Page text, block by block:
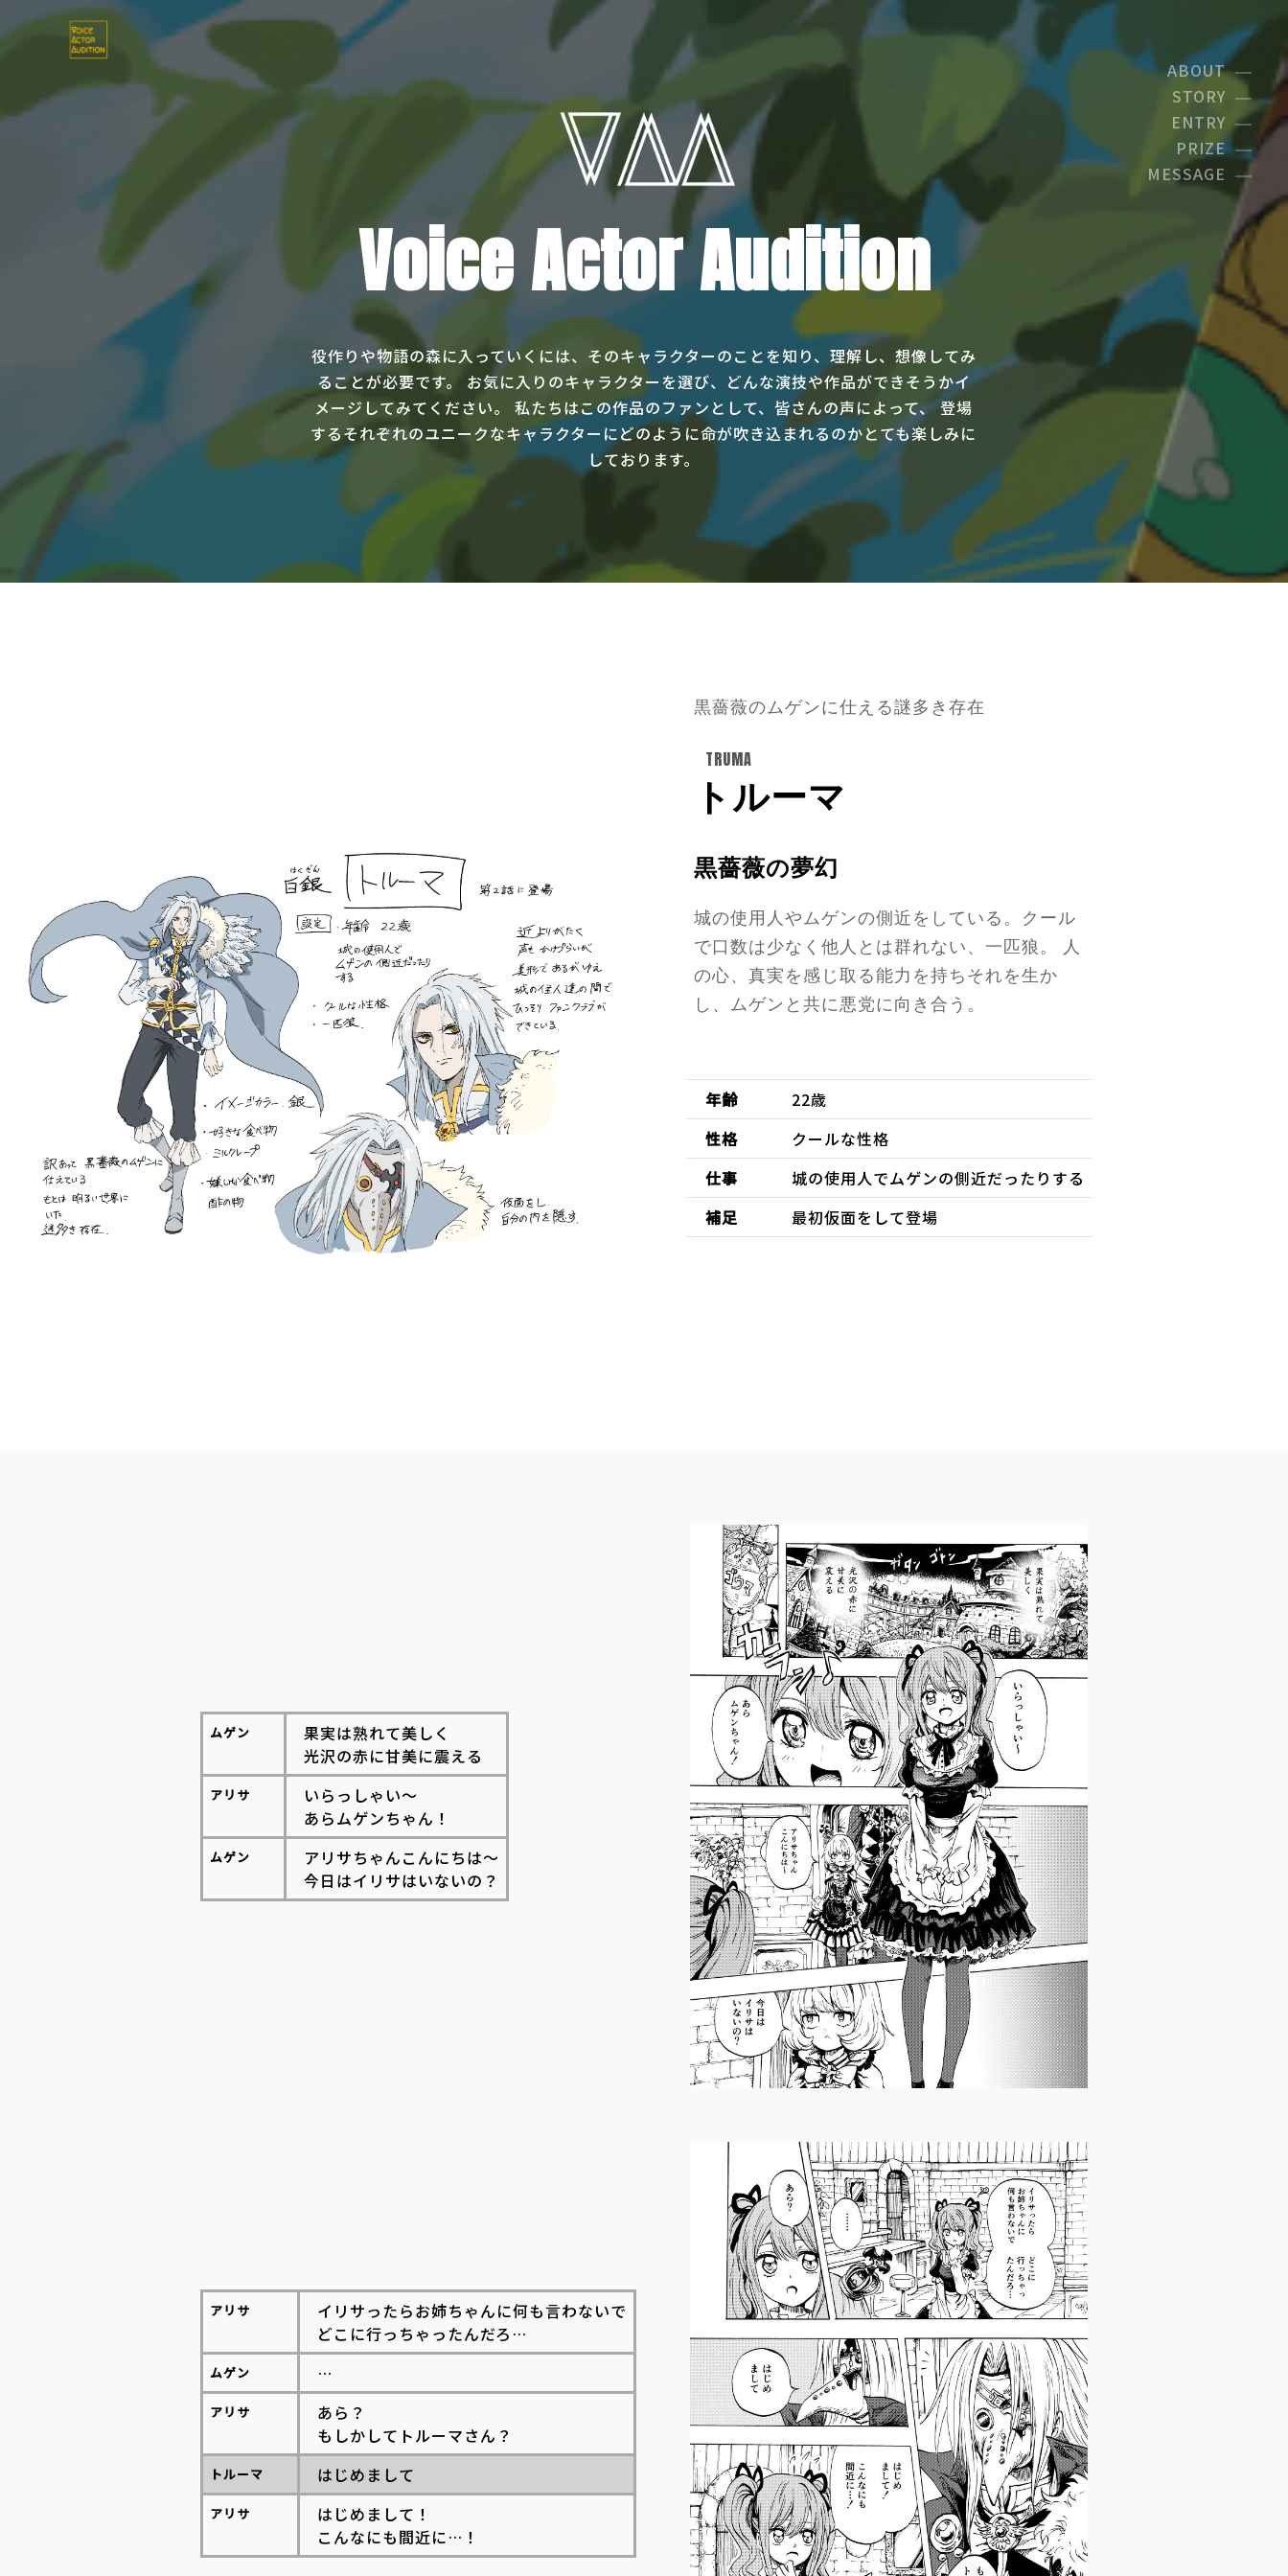
ABOUT
STORY
ENTRY
PRIZE
MESSAGE
Voice Actor Audition
役作りや物語の森に入っていくには、そのキャラクターのことを知り、理解し、想像してみ
ることが必要です。 お気に入りのキャラクターを選び、どんな演技や作品ができそうかイ
メージしてみてください。 私たちはこの作品のファンとして、皆さんの声によって、 登場
するそれぞれのユニークなキャラクターにどのように命が吹き込まれるのかとても楽しみに
しております。
黒薔薇のムゲンに仕える謎多き存在
TRUMA
トルーマ
黒薔薇の夢幻
城の使用人やムゲンの側近をしている。クール
で口数は少なく他人とは群れない、一匹狼。 人
の心、真実を感じ取る能力を持ちそれを生か
し、ムゲンと共に悪党に向き合う。
年齢
22歳
性格
クールな性格
仕事
城の使用人でムゲンの側近だったりする
補足
最初仮面をして登場
ムゲン
果実は熟れて美しく
光沢の赤に甘美に震える
アリサ
いらっしゃい～
あらムゲンちゃん！
ムゲン
アリサちゃんこんにちは～
今日はイリサはいないの？
アリサ
イリサったらお姉ちゃんに何も言わないで
どこに行っちゃったんだろ…
ムゲン …
アリサ
あら？
もしかしてトルーマさん？
トルーマ はじめまして
アリサ
はじめまして！
こんなにも間近に…！